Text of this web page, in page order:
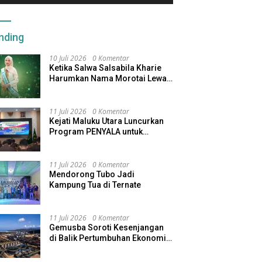
10 Juli 2026 0 Komentar
Ketika Salwa Salsabila Kharie
Harumkan Nama Morotai Lewat
11 Juli 2026 0 Komentar
Kejati Maluku Utara Luncurkan
Program PENYALA untuk
11 Juli 2026 0 Komentar
Mendorong Tubo Jadi
Kampung Tua di Ternate
11 Juli 2026 0 Komentar
Gemusba Soroti Kesenjangan
di Balik Pertumbuhan Ekonomi